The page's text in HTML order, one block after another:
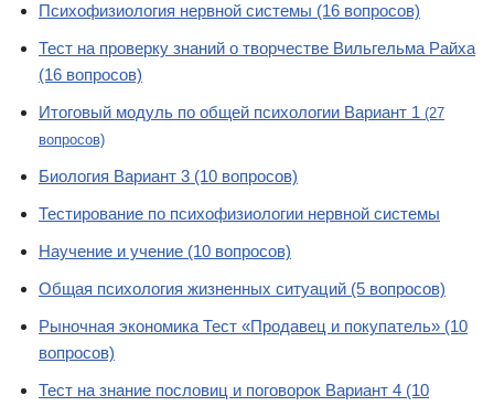
Психофизиология нервной системы (16 вопросов)
Тест на проверку знаний о творчестве Вильгельма Райха
(16 вопросов)
Итоговый модуль по общей психологии Вариант 1 (27
вопросов)
Биология Вариант 3 (10 вопросов)
Тестирование по психофизиологии нервной системы
Научение и учение (10 вопросов)
Общая психология жизненных ситуаций (5 вопросов)
Рыночная экономика Тест «Продавец и покупатель» (10
вопросов)
Тест на знание пословиц и поговорок Вариант 4 (10